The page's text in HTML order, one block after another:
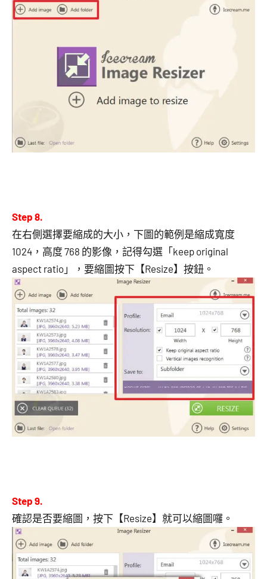
Step 8.
在右側選擇要縮成的大小，下圖的範例是縮成寬度
1024，高度 768 的影像，記得勾選「keep original
aspect ratio」，要縮圖按下【Resize】按鈕。
Step 9.
確認是否要縮圖，按下【Resize】就可以縮圖囉。